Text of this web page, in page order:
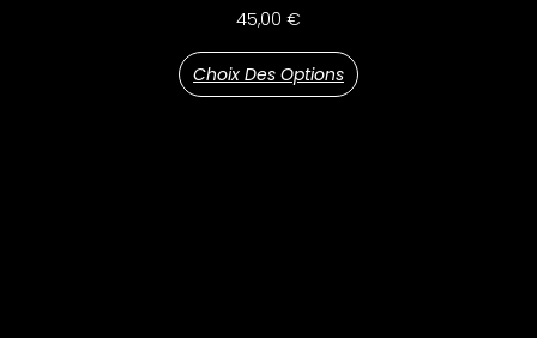
45,00 €
Choix Des Options